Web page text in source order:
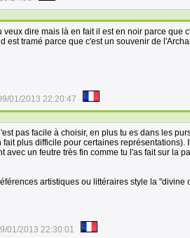
veux dire mais là en fait il est en noir parce que
est tramé parce que c'est un souvenir de
01/2013 22:20:47
pas facile à choisir, en plus tu es dans les
fait plus difficile pour certaines représentations).
avec un feutre très fin comme tu l'as fait sur la
artistiques ou littéraires style la "divine
01/2013 22:30:01